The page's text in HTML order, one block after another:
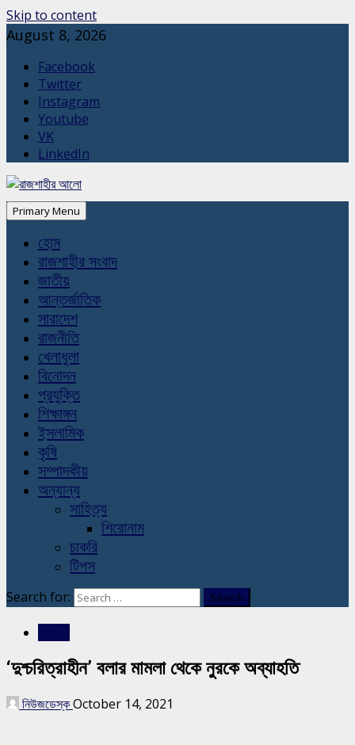
Skip to content
August 8, 2026
Facebook
Twitter
Instagram
Youtube
VK
LinkedIn
Primary Menu
হোম
রাজশাহীর সংবাদ
জাতীয়
আন্তর্জাতিক
সারাদেশ
রাজনীতি
খেলাধুলা
বিনোদন
প্রযুক্তি
শিক্ষাঙ্গন
ইসলামিক
কৃষি
সম্পাদকীয়
অন্যান্য
সাহিত্য
শিরোনাম
চাকরি
টিপস
Search for:
‘দুশ্চরিত্রাহীন’ বলার মামলা থেকে নুরকে অব্যাহতি
নিউজডেস্কOctober 14, 2021